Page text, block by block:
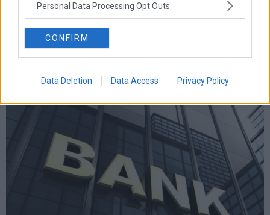
Personal Data Processing Opt Outs
CONFIRM
Data Deletion Data Access Privacy Policy
οικονομια
συριζα τουρκια τραπεζες